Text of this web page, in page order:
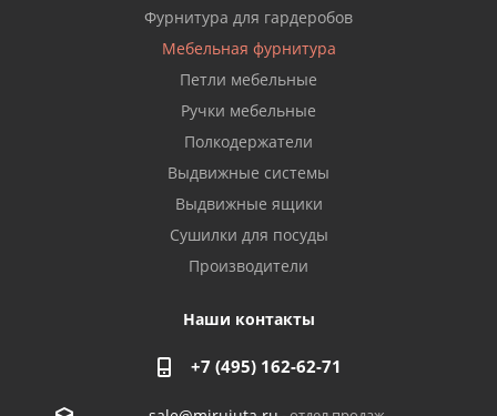
Фурнитура для гардеробов
Мебельная фурнитура
Петли мебельные
Ручки мебельные
Полкодержатели
Выдвижные системы
Выдвижные ящики
Сушилки для посуды
Производители
Наши контакты
+7 (495) 162-62-71